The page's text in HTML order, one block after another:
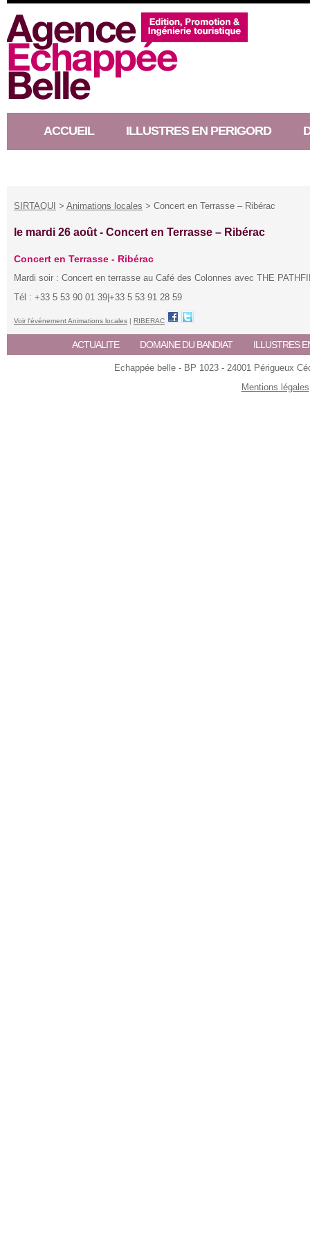
ACCUEIL ILLUSTRES EN PERIGORD
SIRTAQUI > Animations locales > Concert en Terrasse – Ribérac
le mardi 26 août - Concert en Terrasse – Ribérac
Concert en Terrasse - Ribérac
Mardi soir : Concert en terrasse au Café des Colonnes avec THE
Tél : +33 5 53 90 01 39|+33 5 53 91 28 59
Voir l'événement Animations locales | RIBERAC
ACTUALITE DOMAINE DU BANDIAT ILLUSTRES
Echappée belle - BP 1023 - 24001 Périgueux
Mentions légales